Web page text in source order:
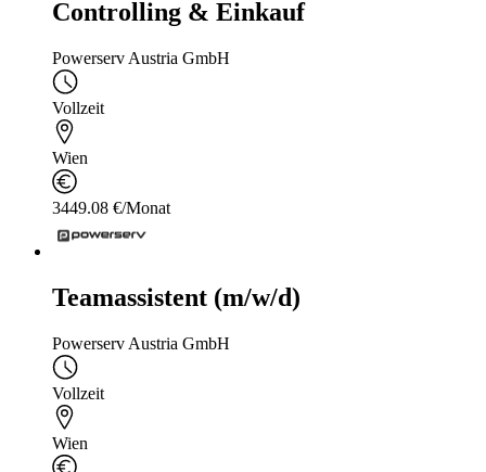
Controlling & Einkauf
Powerserv Austria GmbH
Vollzeit
Wien
3449.08 €/Monat
Teamassistent (m/w/d)
Powerserv Austria GmbH
Vollzeit
Wien